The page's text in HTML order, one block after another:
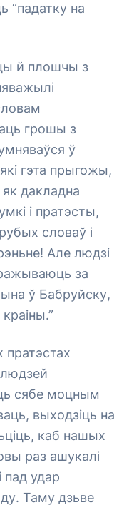
“падатку на
й плошчы з
грошы з
ў
гэта прыгожы,
дакладна
і пратэсты,
словаў і
Але людзі
за
ў Бабруйску,
пратэстах
сябе моцным
выходзіць на
каб нашых
раз ашукалі
пад удар
Таму дзьве